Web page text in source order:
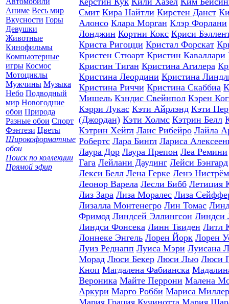
Аниме Весь мир
Вкусности Горы
Девушки
Животные
Кинофильмы
Компьютерные
игры Космос
Мотоциклы
Мужчины Музыка
Небо Подводный
мир Новогодние
обои Природа
Разные обои Спорт
Фэнтези Цветы
Широкоформатные
обои
Поиск по коллекции
Прямой эфир
Смит Кира Найтли Кирстен Данст
Алонсо Клара Морган Клэр Форлани
Лонджин Кортни Кокс Криси
Криста Ригоцци Кристал Форскат
Кристен Стюарт Кристин Каваллари
Кристин Тиган Кристина Агилера
Кристина Леордини Кристина
Кристина Риччи Кристина Скаббиа
Мишель Кэндис Свейнпол Кэрен
Кэрри Лукас Кэти Айрлэнд Кэти
(Джордан) Кэти Холмс Кэтрин Белл
Кэтрин Хейгл Лаис Рибейро Лайла
Робертс Лара Бингл Лариса
Лаура Дор Лаура Препон Леа Ремини
Гага Лейлани Даудинг Лейси Бэнгард
Лекси Белл Лена Герке Ленэ Нистрём
Леонор Варела Лесли Бибб Летиция
Лиз Зара Лиза Моралес Лиза
Лизалла Монтенегро Лин Томас
Фримод Линдсей Эллингсон Линдси
Линдси Фонсека Линн Твиден Литл
Лоннеке Энгель Лорен Йорк Лорен
Луиз Реднапп Луиса Мэри Луисана
Морад Люси Бекер Люси Лью Люси
Кноп Магдалена Фабианска
Вероника Майте Перрони Малена
Аркури Марго Робби Мариса Миллер
Мария Грация Кучинотта Мария